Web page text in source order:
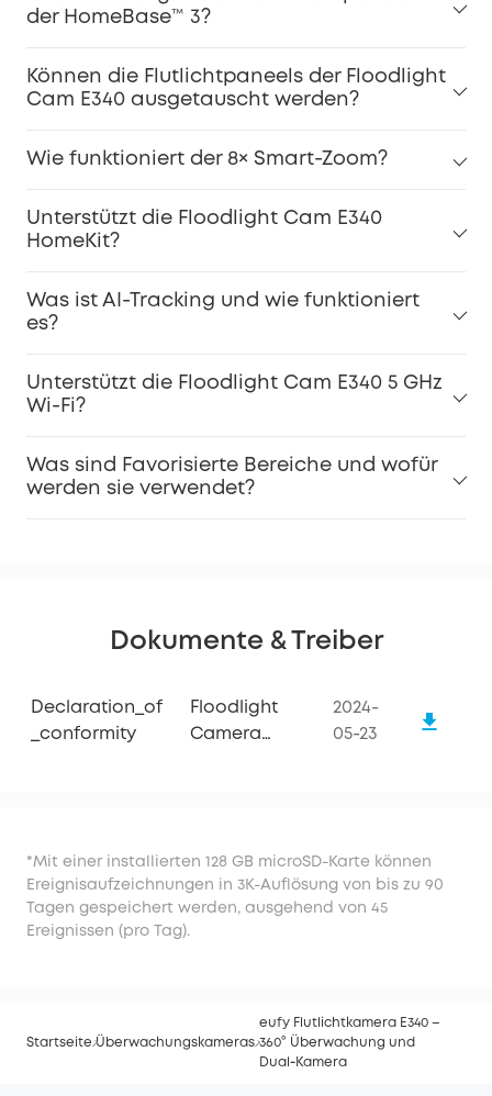
der HomeBase™ 3?
Können die Flutlichtpaneels der Floodlight
Cam E340 ausgetauscht werden?
Wie funktioniert der 8× Smart-Zoom?
Unterstützt die Floodlight Cam E340
HomeKit?
Was ist AI-Tracking und wie funktioniert
es?
Unterstützt die Floodlight Cam E340 5 GHz
Wi-Fi?
Was sind Favorisierte Bereiche und wofür
werden sie verwendet?
Dokumente & Treiber
Declaration_of
_conformity
Floodlight
Camera
2024-
05-23
*Mit einer installierten 128 GB microSD-Karte können
Ereignisaufzeichnungen in 3K-Auflösung von bis zu 90
Tagen gespeichert werden, ausgehend von 45
Ereignissen (pro Tag).
Startseite Überwachungskameras
eufy Flutlichtkamera E340 –
360° Überwachung und
Dual‑Kamera